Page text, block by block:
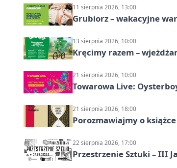
11 sierpnia 2026, 13:00
Grubiorz – wakacyjne
13 sierpnia 2026, 10:00
Kręcimy razem –
21 sierpnia 2026, 10:00
Towarowa Live:
21 sierpnia 2026, 18:00
Porozmawiajmy o
22 sierpnia 2026, 17:00
Przestrzenie Sztuki – III